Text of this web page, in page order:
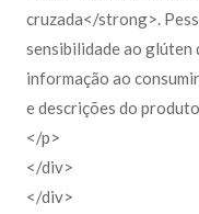
cruzada</strong>.
sensibilidade ao glúten
informação ao
e descrições do produto.
</p>
</div>
</div>